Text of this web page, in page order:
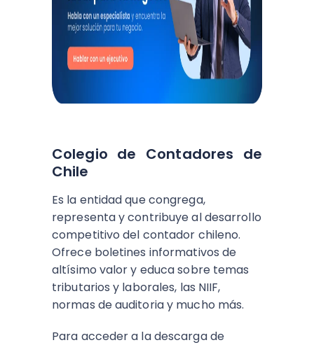
Colegio de Contadores de
Chile
Es la entidad que congrega,
representa y contribuye al desarrollo
competitivo del contador chileno.
Ofrece boletines informativos de
altísimo valor y educa sobre temas
tributarios y laborales, las NIIF,
normas de auditoria y mucho más.
Para acceder a la descarga de